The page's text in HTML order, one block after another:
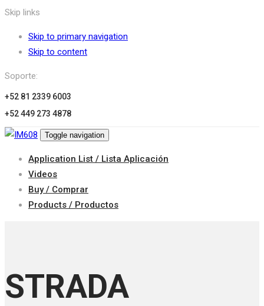
Skip links
Skip to primary navigation
Skip to content
Soporte:
+52 81 2339 6003
+52 449 273 4878
Toggle navigation
Application List / Lista Aplicación
Videos
Buy / Comprar
Products / Productos
STRADA